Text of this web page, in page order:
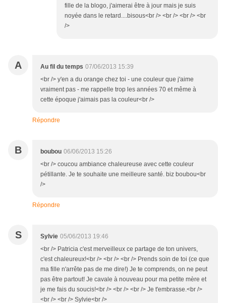
fille de la blogo, j'aimerai être à jour mais je suis
noyée dans le retard....bisous<br /> <br /> <br /> <br
/>
A Au fil du temps 07/06/2013 15:39
<br /> y'en a du orange chez toi - une couleur que j'aime
vraiment pas - me rappelle trop les années 70 et même à
cette époque j'aimais pas la couleur<br />
Répondre
B boubou 06/06/2013 15:26
<br /> coucou ambiance chaleureuse avec cette couleur
pétillante. Je te souhaite une meilleure santé. biz boubou<br
/>
Répondre
S Sylvie 05/06/2013 19:46
<br /> Patricia c'est merveilleux ce partage de ton univers,
c'est chaleureux!<br /> <br /> <br /> Prends soin de toi (ce que
ma fille n'arrête pas de me dire!) Je te comprends, on ne peut
pas être partout! Je cavale à nouveau pour ma petite mère et
je me fais du soucis!<br /> <br /> <br /> Je t'embrasse.<br />
<br /> <br /> Sylvie<br />